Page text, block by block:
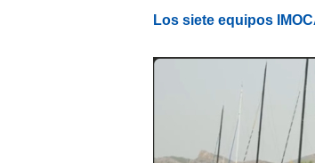
Los siete equipos